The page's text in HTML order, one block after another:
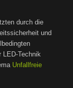
durch die
und
LED-Technik
Unfallfreie